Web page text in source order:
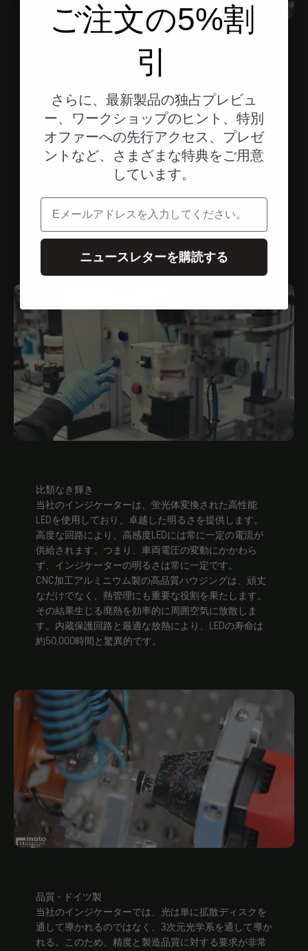
トランズライト - テクノロジー
使命を果たすため、私たちはTranzLight Technology®を
開発しました。光はクリスタルのようなガラスボディ
に導かれ、ガラスと空気の界面での全反射により、効
率的に光を導き、集束させます。この革新的で特許取
得済みのアプローチにより、ガラスボディ自体が方向
指示器となります。
見えなくなり、スイッチをオンにすると、焦点の合っ
た光だけでなく、全方向への散乱光も発する。これに
より、視認性と安全性がさらに高まります。
比類なき輝き
当社のインジケーターは、蛍光体変換された高性能
LEDを使用しており、卓越した明るさを提供します。
高度な回路により、高感度LEDには常に一定の電流が
供給されます。つまり、車両電圧の変動にかかわら
ず、インジケーターの明るさは常に一定です。
CNC加工アルミニウム製の高品質ハウジングは、頑丈
なだけでなく、熱管理にも重要な役割を果たします。
その結果生じる廃熱を効率的に周囲空気に放散しま
す。内蔵保護回路と最適な放熱により、LEDの寿命は
約50,000時間と驚異的です。
品質 - ドイツ製
当社のインジケーターでは、光は単に拡散ディスクを
通して導かれるのではなく、3次元光学系を通して導か
れる。このため、精度と製造品質に対する要求が非常
ご注文の5%割
引
さらに、最新製品の独占プレビュ
ー、ワークショップのヒント、特別
オファーへの先行アクセス、プレゼ
ントなど、さまざまな特典をご用意
しています。
電子メール
ニュースレターを購読する